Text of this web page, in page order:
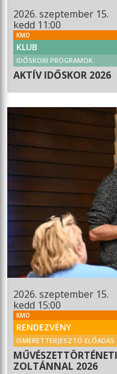
2026. szeptember 15.
kedd 11:00
KMO
KLUB
IDŐSKORI PROGRAMOK
AKTÍV IDŐSKOR 2026
2026. szeptember 15.
kedd 15:00
KMO
RENDEZVÉNY
ISMERETTERJESZTŐ ELŐADÁS
ZOLTÁNNAL 2026